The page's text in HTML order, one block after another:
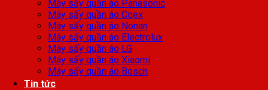
Máy sấy quần áo Panasonic
Máy sấy quần áo Coex
Máy sấy quần áo Nonan
Máy sấy quần áo Electrolux
Máy sấy quần áo LG
Máy sấy quần áo Xiaomi
Máy sấy quần áo Bosch
Tin tức